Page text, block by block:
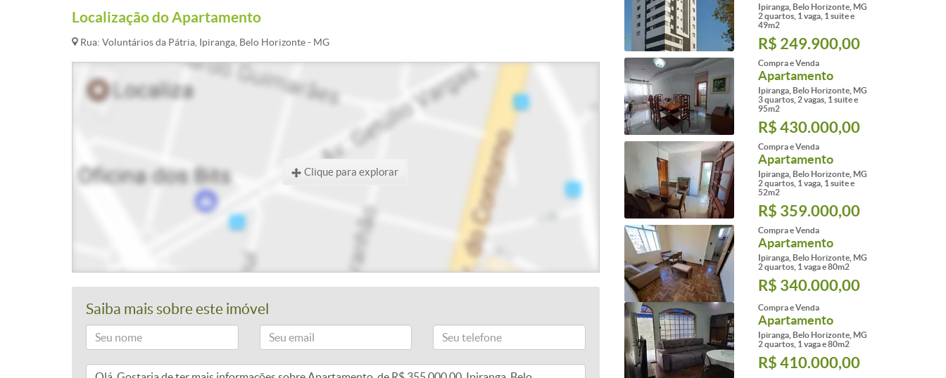
Localização do Apartamento
Rua: Voluntários da Pátria, Ipiranga, Belo Horizonte - MG
Clique para explorar
Saiba mais sobre este imóvel
Ipiranga, Belo Horizonte, MG
2 quartos, 1 vaga, 1 suite e
49m2
R$ 249.900,00
Compra e Venda
Apartamento
Ipiranga, Belo Horizonte, MG
3 quartos, 2 vagas, 1 suite e
95m2
R$ 430.000,00
Compra e Venda
Apartamento
Ipiranga, Belo Horizonte, MG
2 quartos, 1 vaga, 1 suite e
52m2
R$ 359.000,00
Compra e Venda
Apartamento
Ipiranga, Belo Horizonte, MG
2 quartos, 1 vaga e 80m2
R$ 340.000,00
Compra e Venda
Apartamento
Ipiranga, Belo Horizonte, MG
2 quartos, 1 vaga e 80m2
R$ 410.000,00